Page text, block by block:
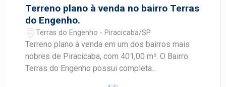
Terreno plano à venda no bairro Terras
do Engenho.
Terras do Engenho - Piracicaba/SP
Terreno plano à venda em um dos bairros mais
nobres de Piracicaba, com 401,00 m². O Bairro
Terras do Engenho possui completa